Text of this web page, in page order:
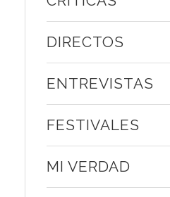
DIRECTOS
ENTREVISTAS
FESTIVALES
MI VERDAD